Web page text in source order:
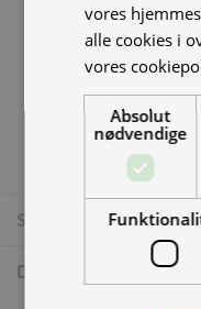
anbefaler vi, at du altid
forhandler. alternativt
blacklistet, ved at
scooter som kan køre.
Specifikationer
Dokumenter
vores
alle cookies i
vores
Absolut
nødvendige